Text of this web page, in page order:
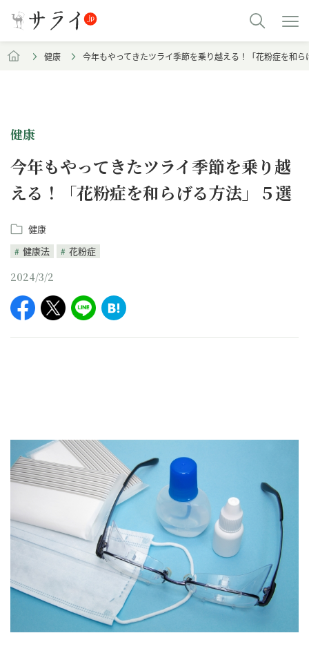
健康 今年もやってきたツライ季節を乗り越える！「花粉症を和ら
健康
今年もやってきたツライ季節を乗り越
える！「花粉症を和らげる方法」５選
健康
健康法
花粉症
2024/3/2